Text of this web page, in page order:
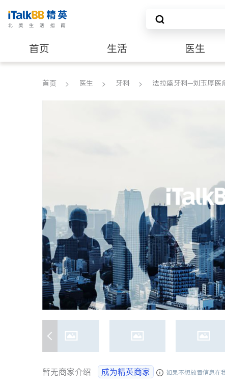
首页 生活 医生
养老 非盈利组织
首页 医生 牙科 法拉盛牙科─刘玉厚医
暂无商家介绍 成为精英商家 如果不想放置信息在